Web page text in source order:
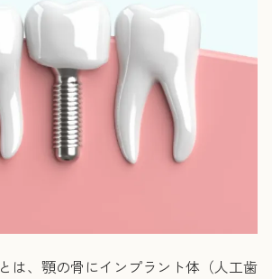
は、顎の骨にインプラント体（人工歯